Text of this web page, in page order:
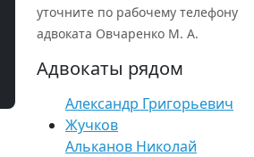
уточните по рабочему телефону
адвоката Овчаренко М. А.
Адвокаты рядом
Александр Григорьевич
Жучков
Альканов Николай